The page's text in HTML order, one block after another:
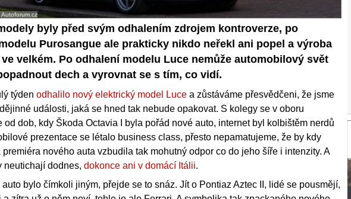
Autoforum.cz
byly před svým odhalením zdrojem kontroverze, po
Purosangue ale prakticky nikdo neřekl ani popel a výroba
velkém. Po odhalení modelu Luce nemůže automobilový svět
dech a vyrovnat se s tím, co vidí.
týden odhalilo nový elektrický model Luce a zůstáváme přesvědčeni, že jsme
události, jaká se hned tak nebude opakovat. S kolegy se v oboru
od dob, kdy Škoda Octavia I byla pořád nové auto, internet byl kolbištěm nerdů
prezentace se létalo business class, přesto nepamatujeme, že by kdy
nového auta vzbudila tak mohutný odpor co do jeho šíře i intenzity. A
neutichají dodnes, dokonce ani v domácí Itálii.
auto bylo čímkoli jiným, přejde se to snáz. Jít o Pontiaz Aztec II, lidé se pousmějí,